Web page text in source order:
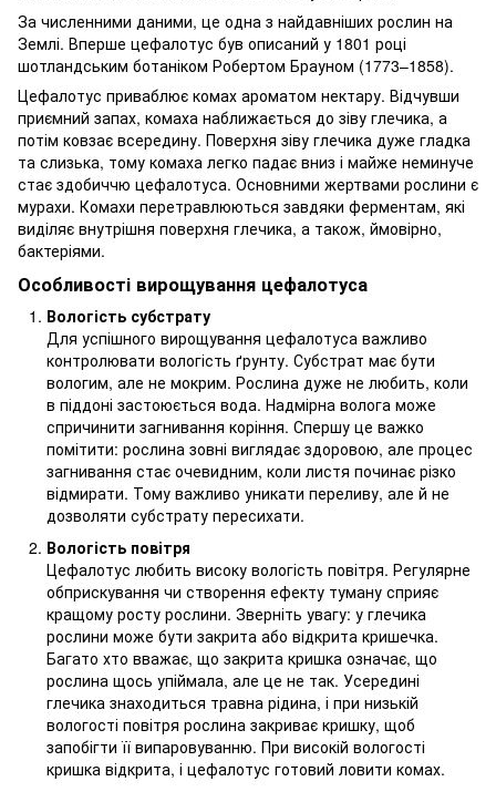
За численними даними, це одна з найдавніших рослин на
Землі. Вперше цефалотус був описаний у 1801 році
шотландським ботаніком Робертом Брауном (1773–1858).
Цефалотус приваблює комах ароматом нектару. Відчувши
приємний запах, комаха наближається до зіву глечика, а
потім ковзає всередину. Поверхня зіву глечика дуже гладка
та слизька, тому комаха легко падає вниз і майже неминуче
стає здобиччю цефалотуса. Основними жертвами рослини є
мурахи. Комахи перетравлюються завдяки ферментам, які
виділяє внутрішня поверхня глечика, а також, ймовірно,
бактеріями.
Особливості вирощування цефалотуса
Вологість субстрату
Для успішного вирощування цефалотуса важливо
контролювати вологість ґрунту. Субстрат має бути
вологим, але не мокрим. Рослина дуже не любить, коли
в піддоні застоюється вода. Надмірна волога може
спричинити загнивання коріння. Спершу це важко
помітити: рослина зовні виглядає здоровою, але процес
загнивання стає очевидним, коли листя починає різко
відмирати. Тому важливо уникати переливу, але й не
дозволяти субстрату пересихати.
Вологість повітря
Цефалотус любить високу вологість повітря. Регулярне
обприскування чи створення ефекту туману сприяє
кращому росту рослини. Зверніть увагу: у глечика
рослини може бути закрита або відкрита кришечка.
Багато хто вважає, що закрита кришка означає, що
рослина щось упіймала, але це не так. Усередині
глечика знаходиться травна рідина, і при низькій
вологості повітря рослина закриває кришку, щоб
запобігти її випаровуванню. При високій вологості
кришка відкрита, і цефалотус готовий ловити комах.